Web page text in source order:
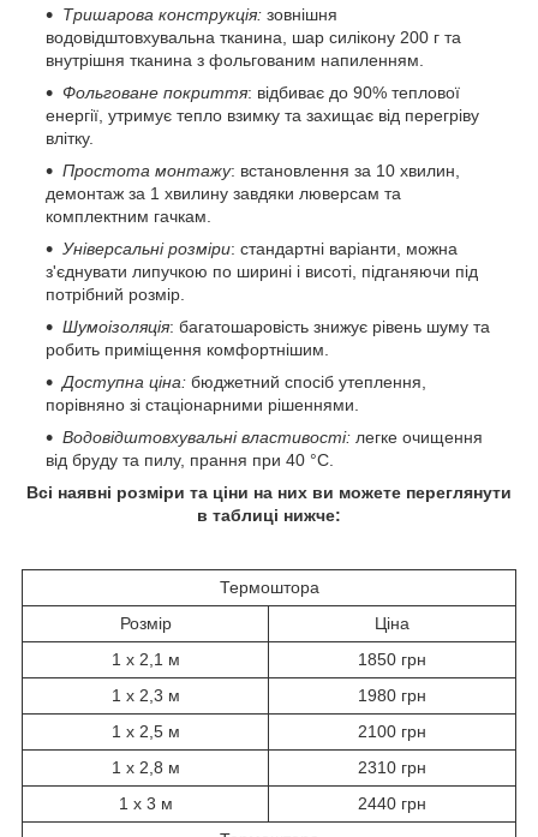
Тришарова конструкція: зовнішня
водовідштовхувальна тканина, шар силікону 200 г та
внутрішня тканина з фольгованим напиленням.
Фольговане покриття: відбиває до 90% теплової
енергії, утримує тепло взимку та захищає від перегріву
влітку.
Простота монтажу: встановлення за 10 хвилин,
демонтаж за 1 хвилину завдяки люверсам та
комплектним гачкам.
Універсальні розміри: стандартні варіанти, можна
з'єднувати липучкою по ширині і висоті, підганяючи під
потрібний розмір.
Шумоізоляція: багатошаровість знижує рівень шуму та
робить приміщення комфортнішим.
Доступна ціна: бюджетний спосіб утеплення,
порівняно зі стаціонарними рішеннями.
Водовідштовхувальні властивості: легке очищення
від бруду та пилу, прання при 40 °C.
Всі наявні розміри та ціни на них ви можете переглянути
в таблиці нижче:
Термоштора
Розмір
Ціна
1 х 2,1 м
1850 грн
1 х 2,3 м
1980 грн
1 х 2,5 м
2100 грн
1 х 2,8 м
2310 грн
1 х 3 м
2440 грн